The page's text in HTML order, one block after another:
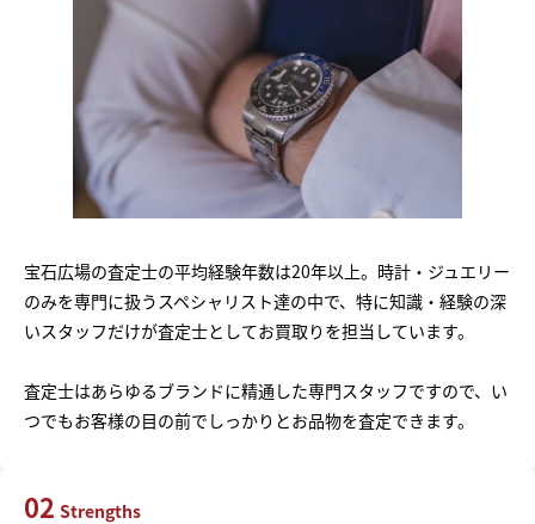
宝石広場の査定士の平均経験年数は20年以上。時計・ジュエリー
のみを専門に扱うスペシャリスト達の中で、特に知識・経験の深
いスタッフだけが査定士としてお買取りを担当しています。
査定士はあらゆるブランドに精通した専門スタッフですので、い
つでもお客様の目の前でしっかりとお品物を査定できます。
02 Strengths